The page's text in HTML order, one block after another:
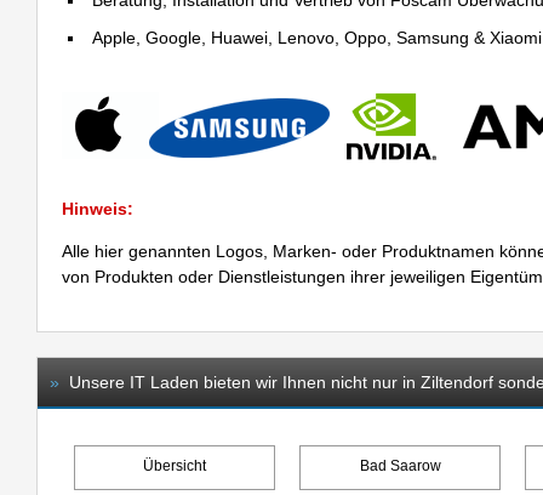
Apple, Google, Huawei, Lenovo, Oppo, Samsung &
Hinweis:
Alle hier genannten Logos, Marken- oder Produktnamen
von Produkten oder Dienstleistungen ihrer jeweiligen
» Unsere IT Laden bieten wir Ihnen nicht nur in Ziltendorf
Übersicht Bad Saarow